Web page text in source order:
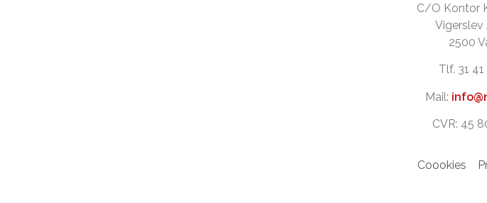
C/O Kontor
Vigerslev
2500
Tlf. 31
Mail:
CVR: 45
Coookies